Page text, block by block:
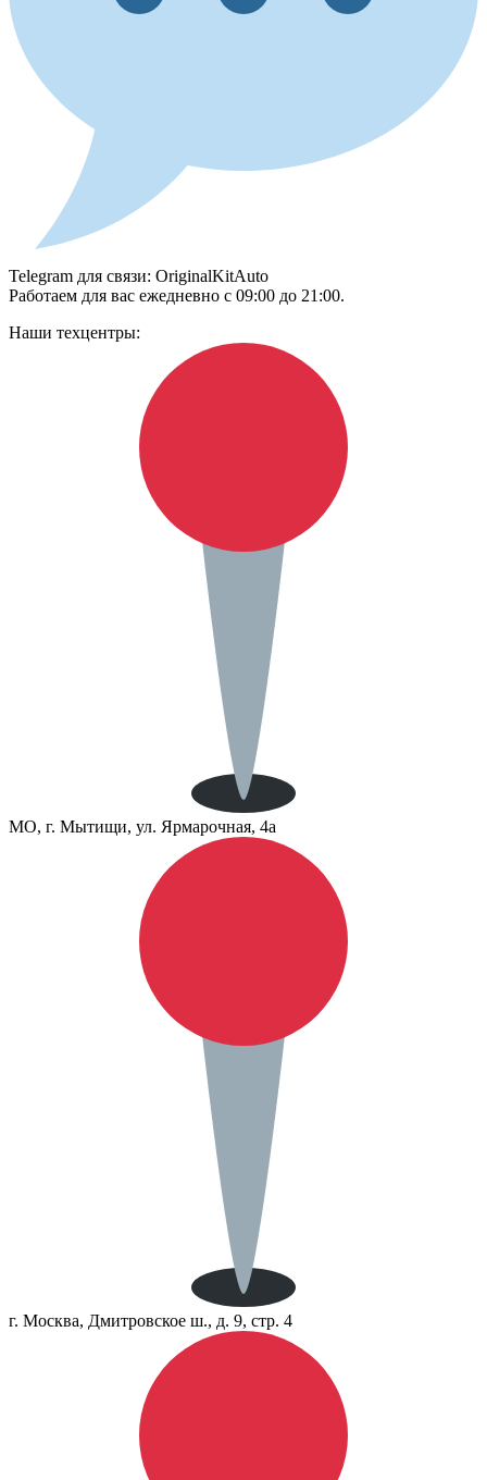
Telegram для связи: OriginalKitAuto
Работаем для вас ежедневно с 09:00 до 21:00.
Наши техцентры:
МО, г. Мытищи, ул. Ярмарочная, 4а
г. Москва, Дмитровское ш., д. 9, стр. 4